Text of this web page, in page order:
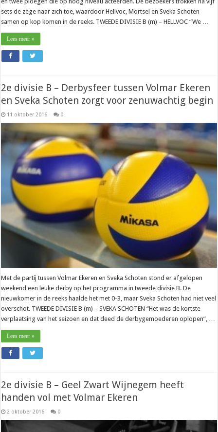
sets de zege naar zich toe, waardoor Hellvoc, Mortsel en Sveka Schoten
samen op kop komen in de reeks. TWEEDE DIVISIE B (m) – HELLVOC “We …
Lees meer »
2e divisie B – Derbysfeer tussen Volmar Ekeren
en Sveka Schoten zorgt voor zenuwachtig begin
11 oktober 2016 0
Met de partij tussen Volmar Ekeren en Sveka Schoten stond er afgelopen
weekend een leuke derby op het programma in tweede divisie B. De
nieuwkomer in de reeks haalde het met 0-3, maar Sveka Schoten had niet veel
overschot. TWEEDE DIVISIE B (m) – SVEKA SCHOTEN “Het was de kortste
verplaatsing van het seizoen en dat deed de derbygemoederen oplopen”, …
Lees meer »
2e divisie B – Geel Zwart Wijnegem heeft
handen vol met Volmar Ekeren
2 oktober 2016 0